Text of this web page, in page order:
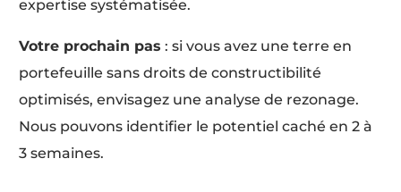
expertise systématisée.
Votre prochain pas : si vous avez une terre en
portefeuille sans droits de constructibilité
optimisés, envisagez une analyse de rezonage.
Nous pouvons identifier le potentiel caché en 2 à
3 semaines.